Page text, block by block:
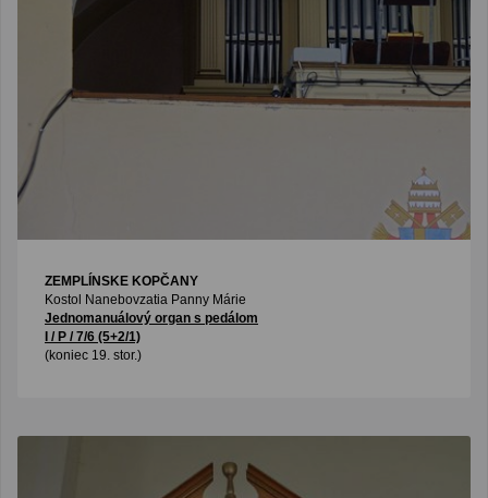
ZEMPLÍNSKE KOPČANY
Kostol Nanebovzatia Panny Márie
Jednomanuálový organ s pedálom
I / P / 7/6 (5+2/1)
(koniec 19. stor.)